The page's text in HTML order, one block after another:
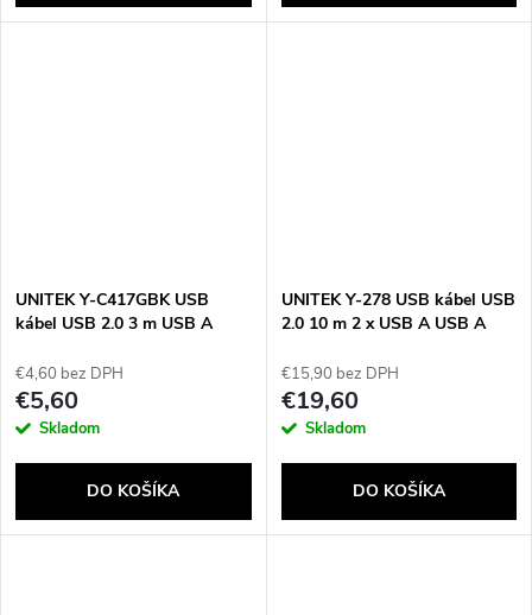
UNITEK Y-C417GBK USB
kábel USB 2.0 3 m USB A
€4,60 bez DPH
€5,60
Skladom
DO KOŠÍKA
UNITEK Y-278 USB kábel USB
2.0 10 m 2 x USB A USB A
€15,90 bez DPH
€19,60
Skladom
DO KOŠÍKA